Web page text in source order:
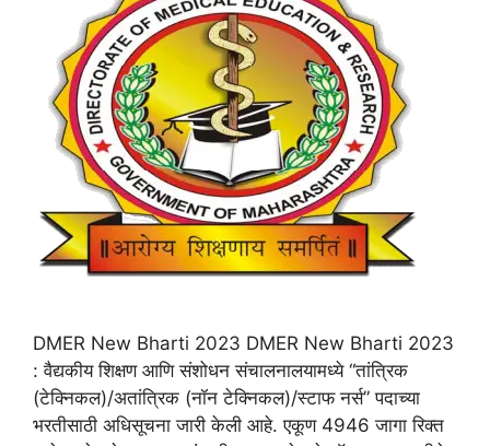
DMER New Bharti 2023 DMER New Bharti 2023
: वैद्यकीय शिक्षण आणि संशोधन संचालनालयामध्ये “तांत्रिक
(टेक्निकल)/अतांत्रिक (नॉन टेक्निकल)/स्टाफ नर्स” पदाच्या
भरतीसाठी अधिसूचना जारी केली आहे. एकूण 4946 जागा रिक्त